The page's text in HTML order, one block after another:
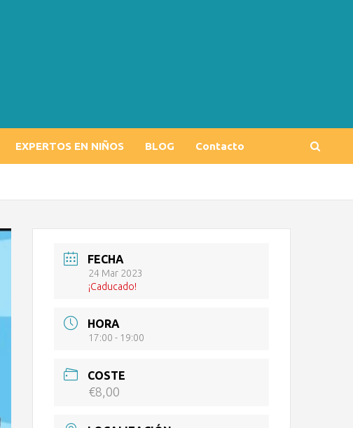
EXPERTOS EN NIÑOS BLOG Contacto
FECHA
24 Mar 2023
¡Caducado!
HORA
17:00 - 19:00
COSTE
€8,00